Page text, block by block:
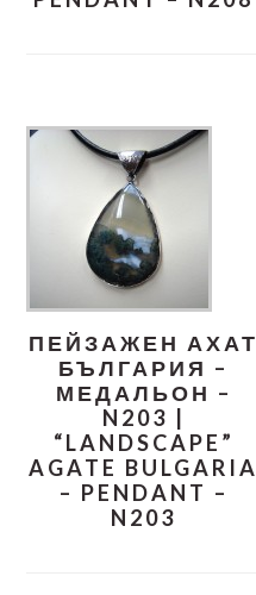
ПЕЙЗАЖЕН АХАТ
БЪЛГАРИЯ –
МЕДАЛЬОН –
N203 |
“LANDSCAPE”
AGATE BULGARIA
– PENDANT –
N203